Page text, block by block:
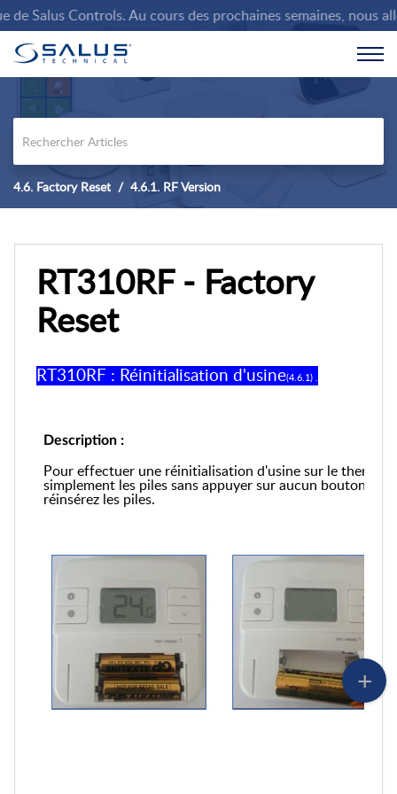
Salus Controls. Au cours des prochaines semaines, nous
4.6. Factory Reset 4.6.1. RF Version
RT310RF - Factory
Reset
RT310RF : Réinitialisation d'usine(4.6.1) .
Description :
Pour effectuer une réinitialisation d'usine sur le
simplement les piles sans appuyer sur aucun bouton.
réinsérez les piles.